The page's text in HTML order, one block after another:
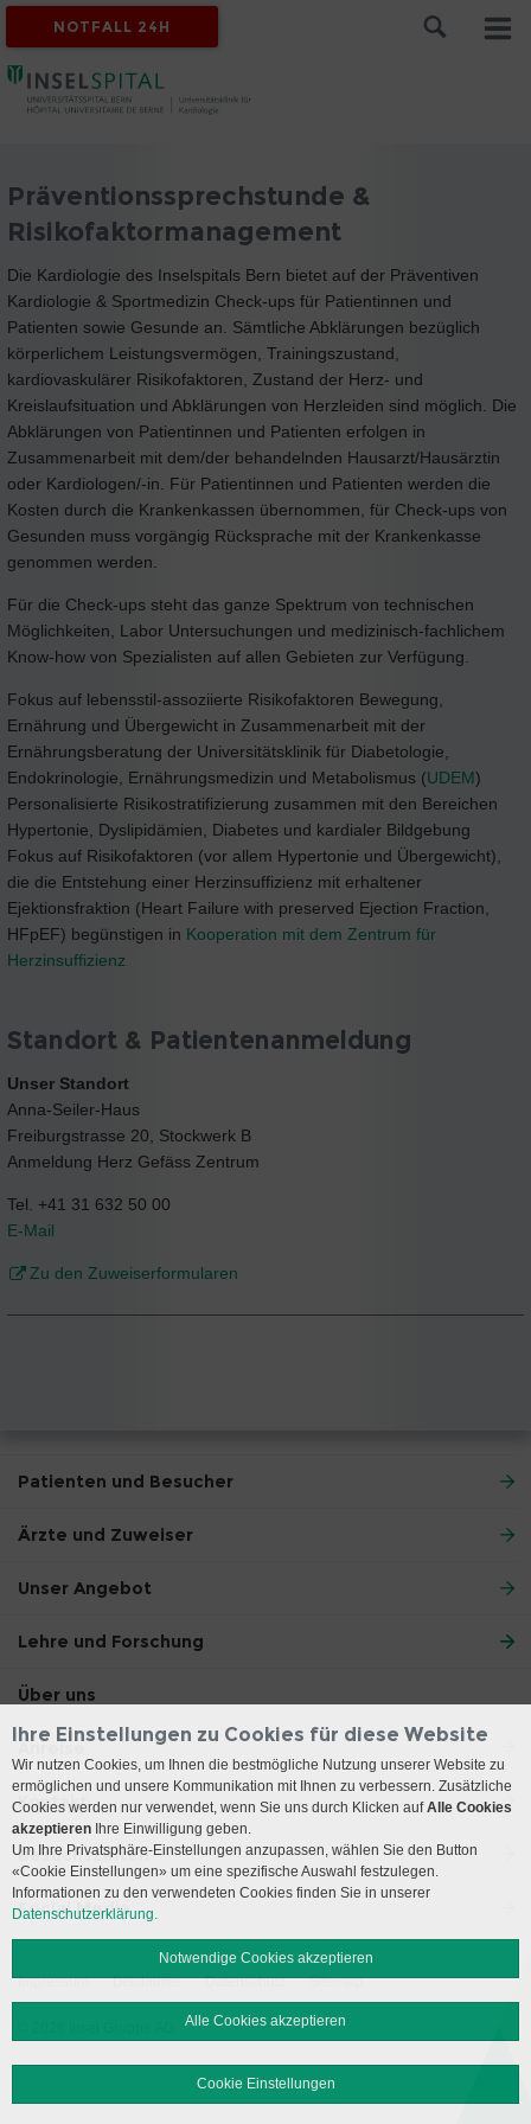
NOTFALL 24H
Präventionssprechstunde &
Risikofaktormanagement
Die Kardiologie des Inselspitals Bern bietet auf der Präventiven
Kardiologie & Sportmedizin Check-ups für Patientinnen und
Patienten sowie Gesunde an. Sämtliche Abklärungen bezüglich
körperlichem Leistungsvermögen, Trainingszustand,
kardiovaskulärer Risikofaktoren, Zustand der Herz- und
Kreislaufsituation und Abklärungen von Herzleiden sind möglich. Die
Abklärungen von Patientinnen und Patienten erfolgen in
Zusammenarbeit mit dem/der behandelnden Hausarzt/Hausärztin
oder Kardiologen/-in. Für Patientinnen und Patienten werden die
Kosten durch die Krankenkassen übernommen, für Check-ups von
Gesunden muss vorgängig Rücksprache mit der Krankenkasse
genommen werden.
Für die Check-ups steht das ganze Spektrum von technischen
Möglichkeiten, Labor Untersuchungen und medizinisch-fachlichem
Know-how von Spezialisten auf allen Gebieten zur Verfügung.
Fokus auf lebensstil-assoziierte Risikofaktoren Bewegung,
Ernährung und Übergewicht in Zusammenarbeit mit der
Ernährungsberatung der Universitätsklinik für Diabetologie,
Endokrinologie, Ernährungsmedizin und Metabolismus (UDEM)
Personalisierte Risikostratifizierung zusammen mit den Bereichen
Hypertonie, Dyslipidämien, Diabetes und kardialer Bildgebung
Fokus auf Risikofaktoren (vor allem Hypertonie und Übergewicht),
die die Entstehung einer Herzinsuffizienz mit erhaltener
Ejektionsfraktion (Heart Failure with preserved Ejection Fraction,
HFpEF) begünstigen in Kooperation mit dem Zentrum für
Herzinsuffizienz
Standort & Patientenanmeldung
Unser Standort
Anna-Seiler-Haus
Freiburgstrasse 20, Stockwerk B
Anmeldung Herz Gefäss Zentrum
Tel. +41 31 632 50 00
E-Mail
Zu den Zuweiserformularen
Patienten und Besucher
Ärzte und Zuweiser
Unser Angebot
Lehre und Forschung
Über uns
Anreise
Kontakt
Besuchszeiten
Social Media
Impressum Disclaimer Datenschutz Sitemap
Ihre Einstellungen zu Cookies für diese Website
Wir nutzen Cookies, um Ihnen die bestmögliche Nutzung unserer Website zu
ermöglichen und unsere Kommunikation mit Ihnen zu verbessern. Zusätzliche
Cookies werden nur verwendet, wenn Sie uns durch Klicken aufAlle Cookies
akzeptieren Ihre Einwilligung geben.
Um Ihre Privatsphäre-Einstellungen anzupassen, wählen Sie den Button
«Cookie Einstellungen» um eine spezifische Auswahl festzulegen.
Informationen zu den verwendeten Cookies finden Sie in unserer
Datenschutzerklärung.
Notwendige Cookies akzeptieren
Alle Cookies akzeptieren
Cookie Einstellungen